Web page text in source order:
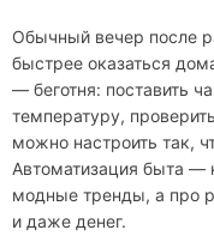
Обычный вечер после
быстрее оказаться
— беготня: поставить
температуру,
можно настроить так,
Автоматизация быта —
модные тренды, а про
и даже денег.